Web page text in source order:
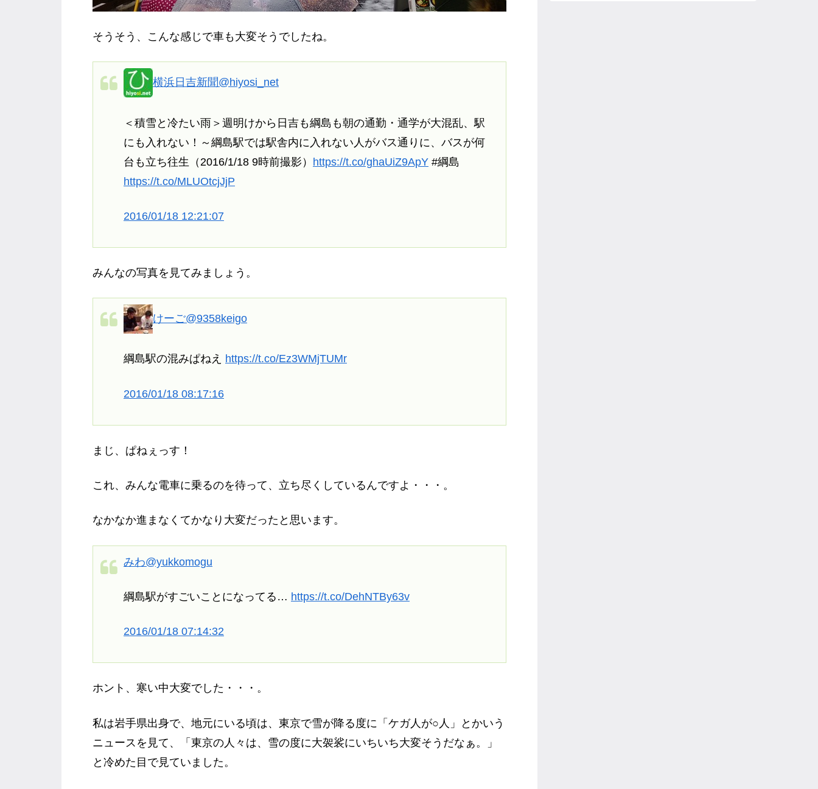
そうそう、こんな感じで車も大変そうでしたね。
横浜日吉新聞@hiyosi_net
＜積雪と冷たい雨＞週明けから日吉も綱島も朝の通勤・通学が大混乱、駅
にも入れない！～綱島駅では駅舎内に入れない人がバス通りに、バスが何
台も立ち往生（2016/1/18 9時前撮影） https://t.co/ghaUiZ9ApY #綱島
https://t.co/MLUOtcjJjP
2016/01/18 12:21:07
みんなの写真を見てみましょう。
けーご@9358keigo
綱島駅の混みぱねえ https://t.co/Ez3WMjTUMr
2016/01/18 08:17:16
まじ、ぱねぇっす！
これ、みんな電車に乗るのを待って、立ち尽くしているんですよ・・・。
なかなか進まなくてかなり大変だったと思います。
みわ@yukkomogu
綱島駅がすごいことになってる… https://t.co/DehNTBy63v
2016/01/18 07:14:32
ホント、寒い中大変でした・・・。
私は岩手県出身で、地元にいる頃は、東京で雪が降る度に「ケガ人が○人」とかいう
ニュースを見て、「東京の人々は、雪の度に大袈裟にいちいち大変そうだなぁ。」
と冷めた目で見ていました。